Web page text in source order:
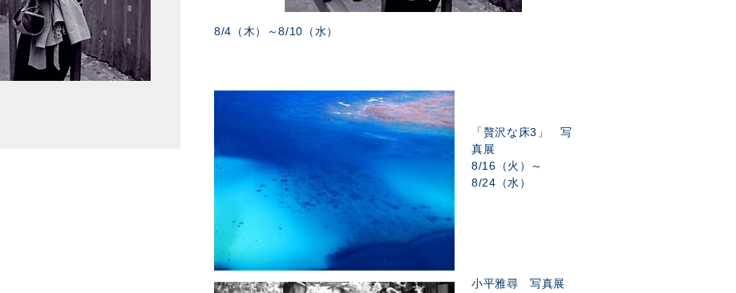
8/4（木）～8/10（水）
「贅沢な床3」 写
真展
8/16（火）～
8/24（水）
小平雅尋 写真展